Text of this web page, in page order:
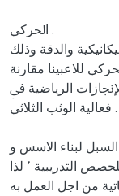
اﳊﺮﻛﻲ .
واﻟﺪﻗﺔ وذﻟﻚ
ﻟﻼﻋﺒﻴﻨﺎ ﻣﻘﺎرﻧﺔ
اﻟﺮﻳﺎﺿﻴﺔ ﰲ
ﻓﻌﺎﻟﻴﺔ اﻟﻮﺛﺐ اﻟﺜﻼﺛﻲ .
ﻟﺒﻨﺎء اﻻﺳﺲ و
اﳌﻜﻮﻧﺎت ﻟﻠﺤﺼﺺ اﻟﺘﺪرﻳﺒﻴﺔ ٬ ﻟﺬا
ﻣﻦ اﺟﻞ اﻟﻌﻤﻞ ﺑﻪ .